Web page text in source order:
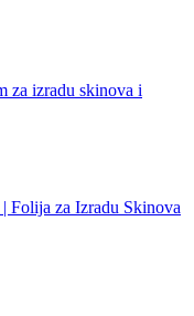
za Izradu Skinova